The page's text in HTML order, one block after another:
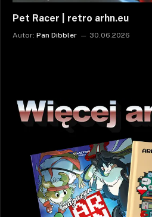
Pet Racer | retro arhn.eu
Autor: Pan Dibbler 30.06.2026